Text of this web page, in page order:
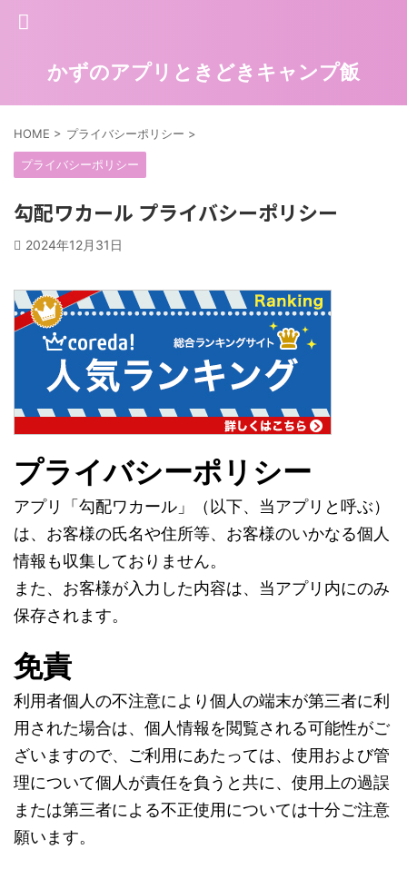
かずのアプリときどきキャンプ飯
HOME > プライバシーポリシー >
プライバシーポリシー
勾配ワカール プライバシーポリシー
2024年12月31日
プライバシーポリシー
アプリ「勾配ワカール」（以下、当アプリと呼ぶ）
は、お客様の氏名や住所等、お客様のいかなる個人
情報も収集しておりません。
また、お客様が入力した内容は、当アプリ内にのみ
保存されます。
免責
利用者個人の不注意により個人の端末が第三者に利
用された場合は、個人情報を閲覧される可能性がご
ざいますので、ご利用にあたっては、使用および管
理について個人が責任を負うと共に、使用上の過誤
または第三者による不正使用については十分ご注意
願います。